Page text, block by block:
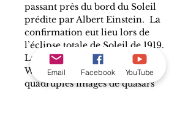
passant près du bord du Soleil
prédite par Albert Einstein.  La
confirmation eut lieu lors de
l’éclipse totale de Soleil de 1919.
La découverte par Ray
Weynman en 1979 de
quadruples images de quasars
Email Facebook YouTube